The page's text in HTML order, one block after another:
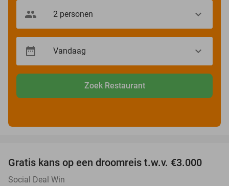
Zoek Restaurant
Gratis kans op een droomreis t.w.v. €3.000
Social Deal Win